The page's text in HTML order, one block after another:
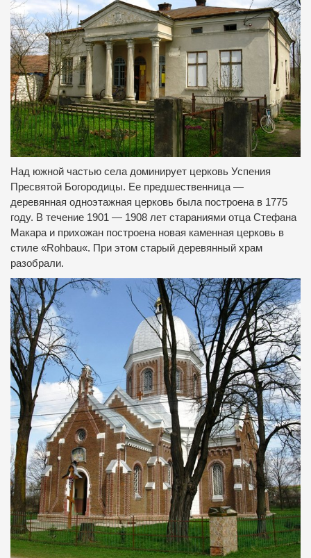
Над южной частью села доминирует церковь Успения
Пресвятой Богородицы. Ее предшественница —
деревянная одноэтажная церковь была построена в 1775
году. В течение 1901 — 1908 лет стараниями отца Стефана
Макара и прихожан построена новая каменная церковь в
стиле «Rohbau«. При этом старый деревянный храм
разобрали.